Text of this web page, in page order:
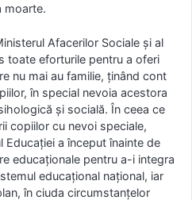
moarte.
Afacerilor Sociale și al
toate eforturile pentru a oferi
nu mai au familie, ținând cont
în special nevoia acestora
și socială. În ceea ce
copiilor cu nevoi speciale,
Educației a început înainte de
educaționale pentru a-i integra
educațional național, iar
în ciuda circumstanțelor